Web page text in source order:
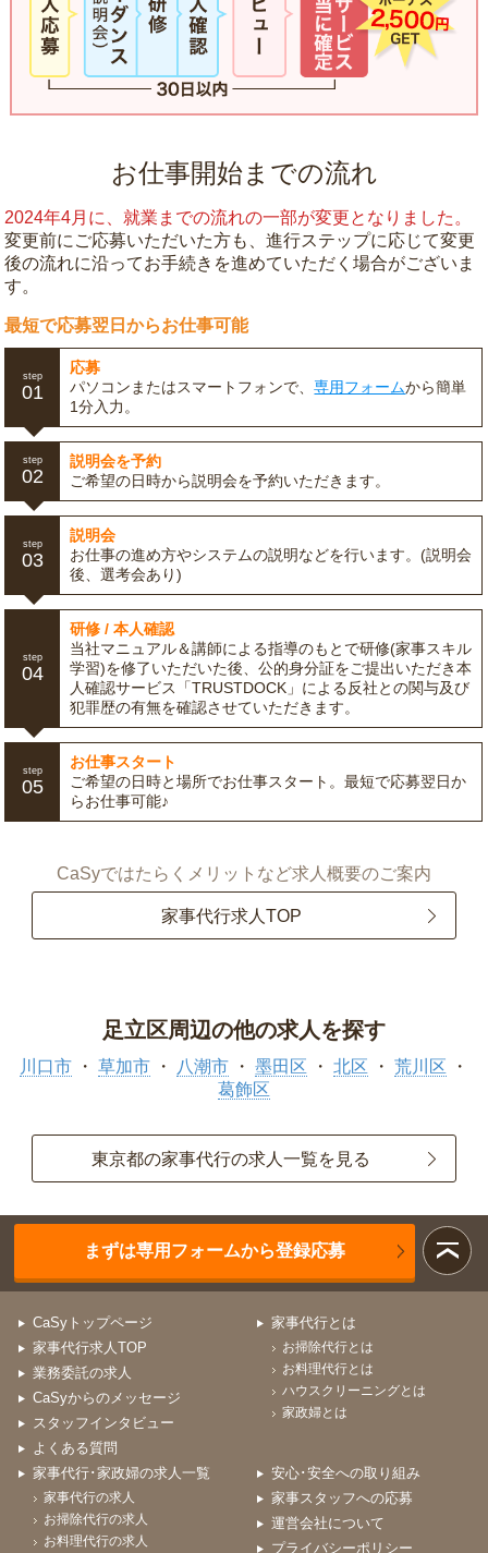
お仕事開始までの流れ
2024年4月に、就業までの流れの一部が変更となりました。
変更前にご応募いただいた方も、進行ステップに応じて変更
後の流れに沿ってお手続きを進めていただく場合がございま
す。
最短で応募翌日からお仕事可能
step
01
応募
パソコンまたはスマートフォンで、専用フォームから簡単
1分入力。
step
02
説明会を予約
ご希望の日時から説明会を予約いただきます。
step
03
説明会
お仕事の進め方やシステムの説明などを行います。(説明会
後、選考会あり)
step
04
研修 / 本人確認
当社マニュアル＆講師による指導のもとで研修(家事スキル
学習)を修了いただいた後、公的身分証をご提出いただき本
人確認サービス「TRUSTDOCK」による反社との関与及び
犯罪歴の有無を確認させていただきます。
step
05
お仕事スタート
ご希望の日時と場所でお仕事スタート。最短で応募翌日か
らお仕事可能♪
CaSyではたらくメリットなど求人概要のご案内
家事代行求人TOP
足立区周辺の他の求人を探す
川口市 草加市 八潮市 墨田区 北区
荒川区
葛飾区
東京都の家事代行の求人一覧を見る
まずは専用フォームから登録応募
CaSyトップページ
家事代行求人TOP
業務委託の求人
CaSyからのメッセージ
スタッフインタビュー
よくある質問
家事代行とは
お掃除代行とは
お料理代行とは
ハウスクリーニングとは
家政婦とは
家事代行･家政婦の求人一覧
家事代行の求人
お掃除代行の求人
お料理代行の求人
安心･安全への取り組み
家事スタッフへの応募
運営会社について
プライバシーポリシー